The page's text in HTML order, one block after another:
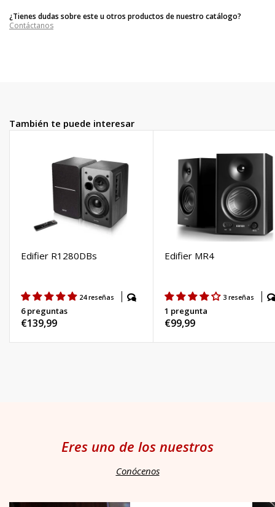
¿Tienes dudas sobre este u otros productos de nuestro catálogo?
Contáctanos
También te puede interesar
Edifier R1280DBs
24 reseñas
6 preguntas
Precio
€139,99
Edifier MR4
3 reseñas
1 pregunta
Precio
€99,99
Eres uno de los nuestros
Conócenos